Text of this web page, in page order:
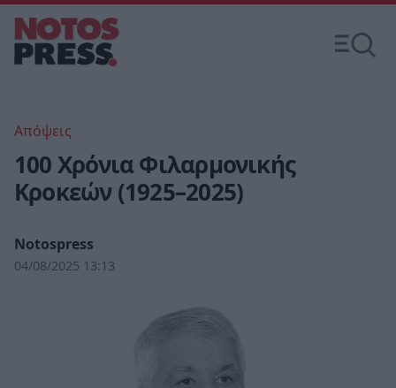
Απόψεις
100 Χρόνια Φιλαρμονικής
Κροκεών (1925–2025)
Notospress
04/08/2025 13:13